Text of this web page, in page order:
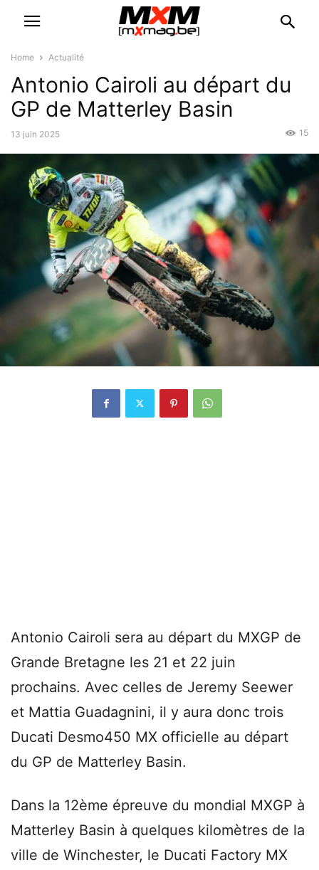
Home Actualité
Antonio Cairoli au départ du
GP de Matterley Basin
13 juin 2025 15
Antonio Cairoli sera au départ du MXGP de
Grande Bretagne les 21 et 22 juin
prochains. Avec celles de Jeremy Seewer
et Mattia Guadagnini, il y aura donc trois
Ducati Desmo450 MX officielle au départ
du GP de Matterley Basin.
Dans la 12ème épreuve du mondial MXGP à
Matterley Basin à quelques kilomètres de la
ville de Winchester, le Ducati Factory MX